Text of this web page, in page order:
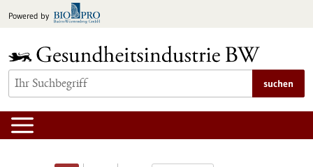
Inhalt
Powered by
suchen